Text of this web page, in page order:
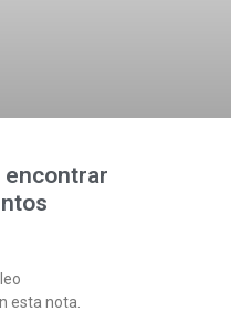
encontrar
esta nota.